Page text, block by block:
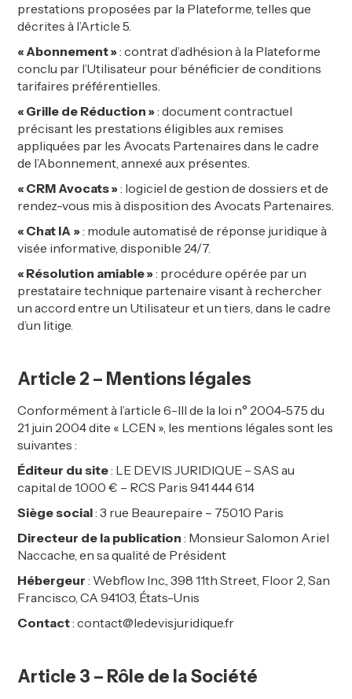
prestations proposées par la Plateforme, telles que
décrites à l’Article 5.
« Abonnement»: contrat d’adhésion à la Plateforme
conclu par l’Utilisateur pour bénéficier de conditions
tarifaires préférentielles.
« Grille de Réduction »: document contractuel
précisant les prestations éligibles aux remises
appliquées par les Avocats Partenaires dans le cadre
de l’Abonnement, annexé aux présentes.
« CRM Avocats»: logiciel de gestion de dossiers et de
rendez-vous mis à disposition des Avocats Partenaires.
« Chat IA »: module automatisé de réponse juridique à
visée informative, disponible 24/7.
« Résolution amiable»: procédure opérée par un
prestataire technique partenaire visant à rechercher
un accord entre un Utilisateur et un tiers, dans le cadre
d’un litige.
Article 2 – Mentions légales
Conformément à l’article 6-III de la loi n° 2004-575 du
21 juin 2004 dite « LCEN », les mentions légales sont les
suivantes :
Éditeur du site: LE DEVIS JURIDIQUE – SAS au
capital de 1.000 € – RCS Paris 941 444 614
Siège social: 3 rue Beaurepaire – 75010 Paris
Directeur de la publication : Monsieur Salomon Ariel
Naccache, en sa qualité de Président
Hébergeur : Webflow Inc., 398 11th Street, Floor 2, San
Francisco, CA 94103, États-Unis
Contact: contact@ledevisjuridique.fr
Article 3 – Rôle de la Société